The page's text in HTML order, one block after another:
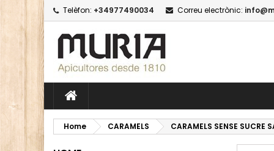
Telèfon: +34977490034 Correu electrònic:
Home CARAMELS CARAMELS SENSE SUCRE